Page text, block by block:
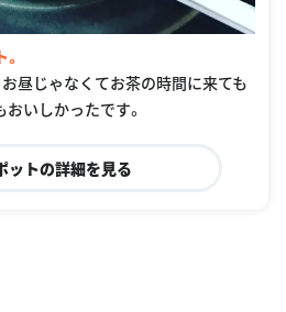
昼じゃなくてお茶の時間に来ても
いしかったです。
ットの詳細を見る